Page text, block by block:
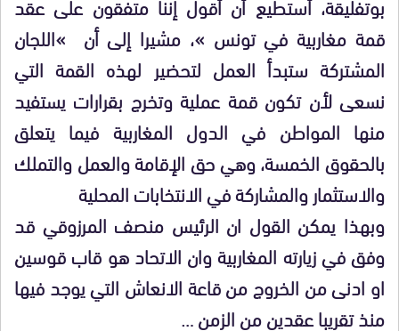
قمة مغاربية في تونس »، مشيرا إلى أن »اللجان
المشتركة ستبدأ العمل لتحضير لهذه القمة التي
نسعى لأن تكون قمة عملية وتخرج بقرارات يستفيد
منها المواطن في الدول المغاربية فيما يتعلق
بالحقوق الخمسة، وهي حق الإقامة والعمل والتملك
والاستثمار والمشاركة في الانتخابات المحلية
وبهذا يمكن القول ان الرئيس منصف المرزوقي قد
وفق في زيارته المغاربية وان الاتحاد هو قاب قوسين
او ادنى من الخروج من قاعة الانعاش التي يوجد فيها
منذ تقريبا عقدين من الزمن …